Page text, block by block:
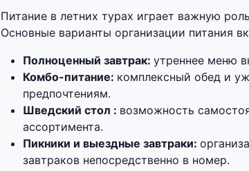
Питание в летних турах играет важную
Основные варианты организации питания
Полноценный завтрак: утреннее меню
Комбо-питание: комплексный обед и
предпочтениям.
Шведский стол : возможность
ассортимента.
Пикники и выездные завтраки:
завтраков непосредственно в номер.